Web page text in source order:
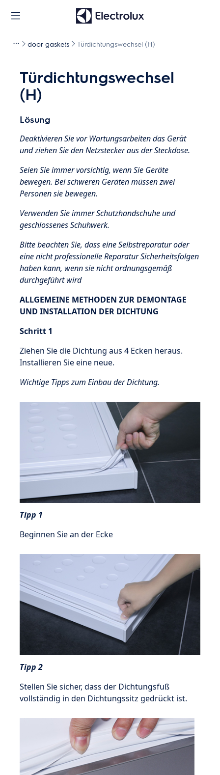
door gaskets Türdichtungswechsel (H)
Türdichtungswechsel
(H)
Lösung
Deaktivieren Sie vor Wartungsarbeiten das Gerät
und ziehen Sie den Netzstecker aus der Steckdose.
Seien Sie immer vorsichtig, wenn Sie Geräte
bewegen. Bei schweren Geräten müssen zwei
Personen sie bewegen.
Verwenden Sie immer Schutzhandschuhe und
geschlossenes Schuhwerk.
Bitte beachten Sie, dass eine Selbstreparatur oder
eine nicht professionelle Reparatur Sicherheitsfolgen
haben kann, wenn sie nicht ordnungsgemäß
durchgeführt wird
ALLGEMEINE METHODEN ZUR DEMONTAGE
UND INSTALLATION DER DICHTUNG
Schritt 1
Ziehen Sie die Dichtung aus 4 Ecken heraus.
Installieren Sie eine neue.
Wichtige Tipps zum Einbau der Dichtung.
Tipp 1
Beginnen Sie an der Ecke
Tipp 2
Stellen Sie sicher, dass der Dichtungsfuß
vollständig in den Dichtungssitz gedrückt ist.